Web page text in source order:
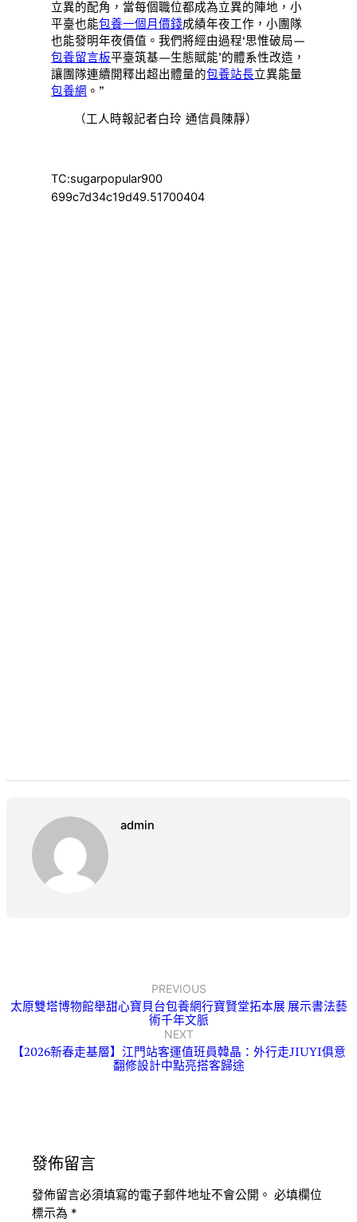
立異的配角，當每個職位都成為立異的陣地，小
平臺也能包養一個月價錢成績年夜工作，小團隊
也能發明年夜價值。我們將經由過程‘思惟破局—
包養留言板平臺筑基—生態賦能’的體系性改造，
讓團隊連續開釋出超出體量的包養站長立異能量
包養網 。”
（工人時報記者白玲 通信員陳靜）
TC:sugarpopular900
699c7d34c19d49.51700404
admin
PREVIOUS
太原雙塔博物館舉甜心寶貝台包養網行寶賢堂拓本展 展示書法藝
術千年文脈
NEXT
【2026新春走基層】江門站客運值班員韓晶：外行走JIUYI俱意
翻修設計中點亮搭客歸途
發佈留言
發佈留言必須填寫的電子郵件地址不會公開。 必填欄位
標示為 *